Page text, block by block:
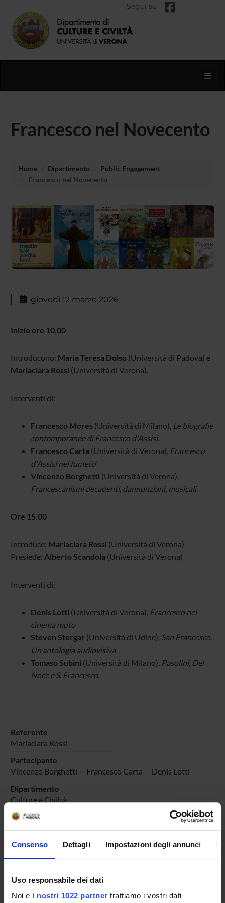
Consenso Dettagli Impostazioni degli annunci
Uso responsabile dei dati
Noi e i nostri 1022 partner trattiamo i vostri dati
Segui su
Francesco nel Novecento
Home Dipartimento
Public Engagement
Francesco nel Novecento
giovedì 12 marzo 2026
Inizio ore 10.00
Introducono: Maria Teresa Dolso(Università di Padova) e
Mariaclara Rossi (Università di Verona).
Interventi di:
Francesco Mores (Università di Milano), Le biografie
contemporanee di Francesco d'Assisi.
Francesco Carta(Università di Verona), Francesco
d'Assisi nei fumetti
Vincenzo Borghetti (Università di Verona),
Francescanismi decadenti, dannunziani, musicali.
Ore 15.00
Introduce: Mariaclara Rossi (Università di Verona)
Presiede: Alberto Scandola(Università di Verona)
Interventi di:
Denis Lotti (Università di Verona), Francesco nel
cinema muto
Steven Stergar (Università di Udine), San Francesco.
Un'antologia audiovisiva
Tomaso Subini (Università di Milano), Pasolini, Del
Noce e S. Francesco.
Referente
Mariaclara Rossi
Partecipante
Vincenzo Borghetti - Francesco Carta - Denis Lotti
Dipartimento
Culture e Civiltà
Sede
Numero di giornate
1
Ricordare la figura di San Francesco e riflettere sulla sua
attualità